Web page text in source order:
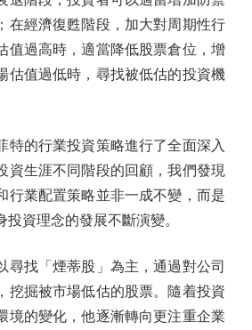
在經濟復甦階段，加大對周期性行
值過高時，適當降低股票倉位，增
估值過低時，尋找被低估的投資機
的行業投資策略進行了全面深入
資生涯不同階段的回顧，我們發現
行業配置策略並非一成不變，而是
投資理念的發展不斷演變。
找「煙蒂股」為主，通過對公司
挖掘被市場低估的股票。隨着投資
境的變化，他逐漸轉向更注重企業